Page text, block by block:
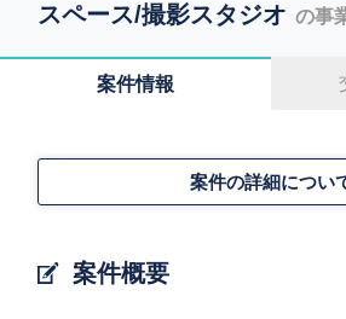
スペース/撮影スタジオ の事
案件情報
案件概要
案件の詳細につい